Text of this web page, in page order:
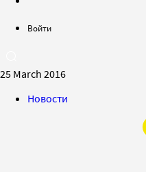
Войти
25 March 2016
Новости